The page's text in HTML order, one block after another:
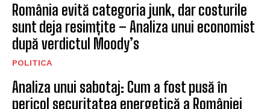
România evită categoria junk, dar costurile
sunt deja resimțite – Analiza unui economist
după verdictul Moody’s
POLITICA
Analiza unui sabotaj: Cum a fost pusă în
pericol securitatea energetică a României